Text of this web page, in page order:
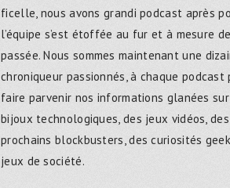
ficelle, nous avons grandi podcast après
l’équipe s’est étoffée au fur et à mesure
passée. Nous sommes maintenant une
chroniqueur passionnés, à chaque podcast
faire parvenir nos informations glanées
bijoux technologiques, des jeux vidéos, des
prochains blockbusters, des curiosités
jeux de société.